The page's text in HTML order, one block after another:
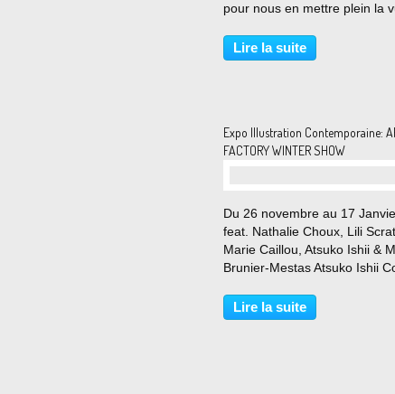
pour nous en mettre plein la
consacrée au western, la
d’art Sakura a en effet choisi
Lire la suite
Expo Illustration Contemporaine:
FACTORY WINTER SHOW
Du 26 novembre au 17
feat. Nathalie Choux, Lili
Marie Caillou, Atsuko Ishii &
Brunier-Mestas Atsuko Ishii
Atsuko Ishii Courtesy Arts
Photo Éric Simon "Tabasco" de
Lire la suite